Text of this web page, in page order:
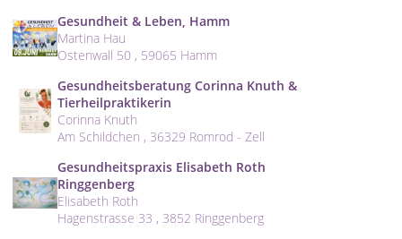
Gesundheit & Leben, Hamm
Martina Hau
Ostenwall 50 , 59065 Hamm
Gesundheitsberatung Corinna Knuth &
Tierheilpraktikerin
Corinna Knuth
Am Schildchen , 36329 Romrod - Zell
Gesundheitspraxis Elisabeth Roth
Ringgenberg
Elisabeth Roth
Hagenstrasse 33 , 3852 Ringgenberg